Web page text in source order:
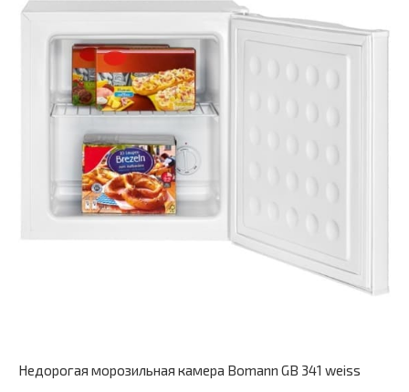
Недорогая морозильная камера Bomann GB 341 weiss